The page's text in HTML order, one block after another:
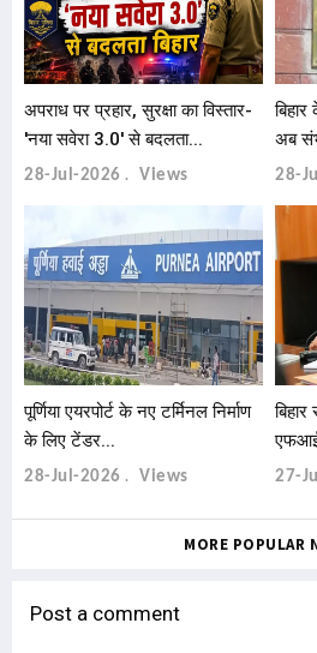
अपराध पर प्रहार, सुरक्षा का विस्तार-
'नया सवेरा 3.0' से बदलता...
28-Jul-2026 Views
अब
28-
पूर्णिया एयरपोर्ट के नए टर्मिनल निर्माण
के लिए टेंडर...
28-Jul-2026 Views 27-
MORE POPULAR
Post a comment